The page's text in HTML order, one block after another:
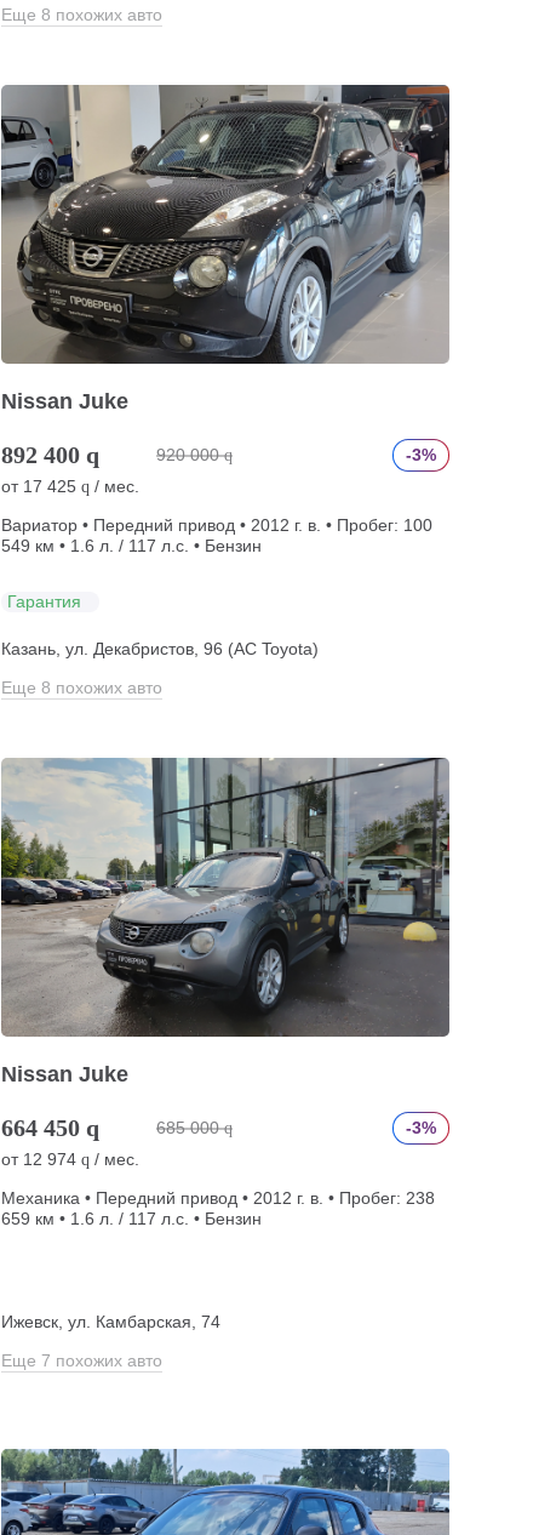
Еще 8 похожих авто
Nissan Juke
892 400 q 920 000 q
-3%
от 17 425 q / мес.
Вариатор • Передний привод • 2012 г. в. • Пробег: 100
549 км • 1.6 л. / 117 л.с. • Бензин
Гарантия
Казань, ул. Декабристов, 96 (АС Toyota)
Еще 8 похожих авто
Nissan Juke
664 450 q 685 000 q
-3%
от 12 974 q / мес.
Механика • Передний привод • 2012 г. в. • Пробег: 238
659 км • 1.6 л. / 117 л.с. • Бензин
Ижевск, ул. Камбарская, 74
Еще 7 похожих авто